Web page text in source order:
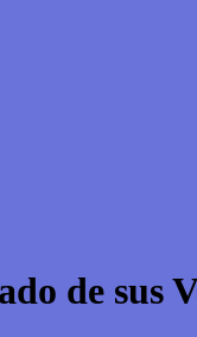
de sus